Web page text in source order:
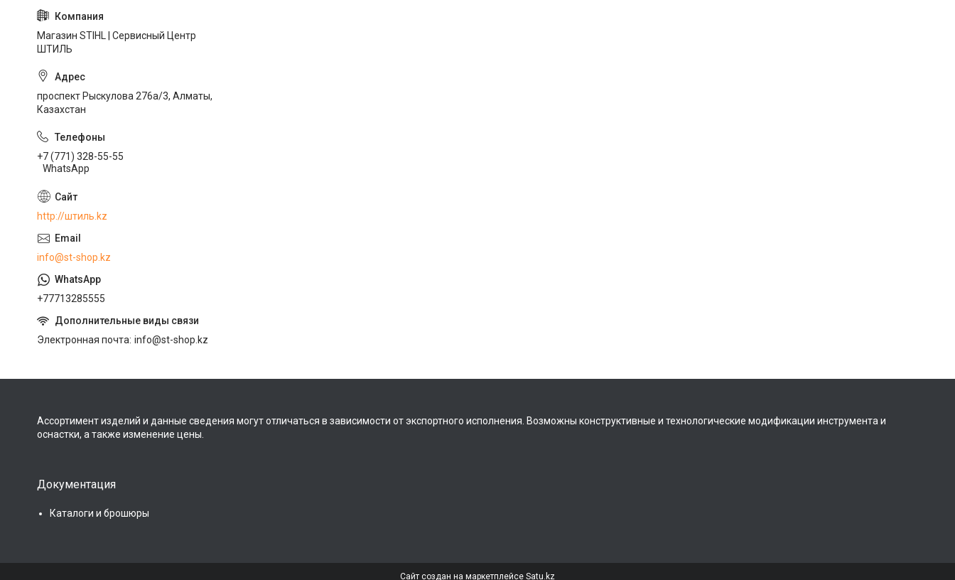
Магазин STIHL | Сервисный Центр
ШТИЛЬ
проспект Рыскулова 276а/3, Алматы,
Казахстан
+7 (771) 328-55-55
WhatsApp
http://штиль.kz
info@st-shop.kz
+77713285555
Электронная почта info@st-shop.kz
Ассортимент изделий и данные сведения могут отличаться в зависимости от экспортного исполнения. Возможны конструктивные и технологические модификации инструмента и
оснастки, а также изменение цены.
Документация
Каталоги и брошюры
Сайт создан на маркетплейсе Satu.kz